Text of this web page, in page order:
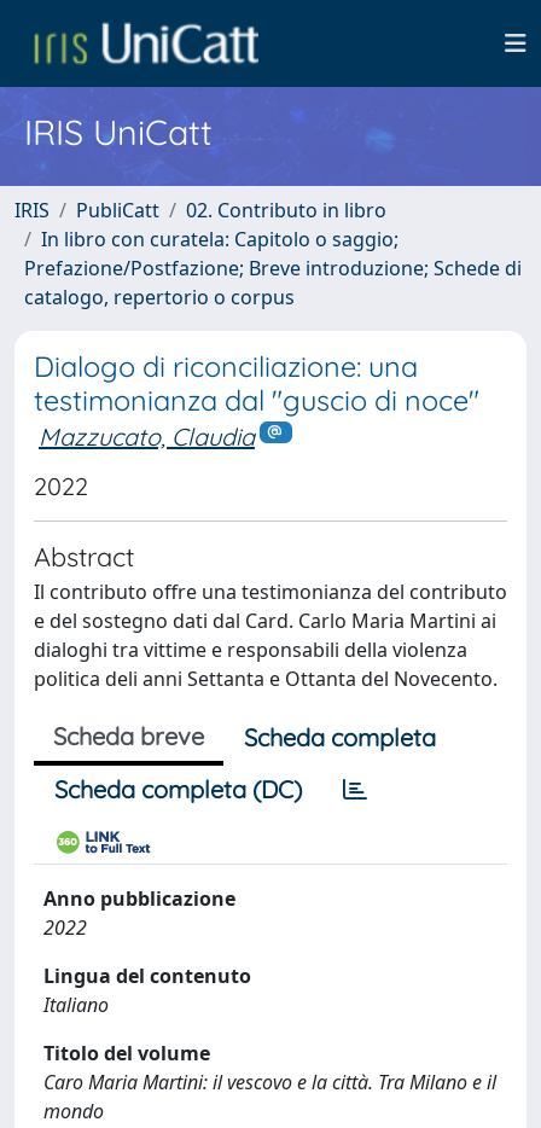
IRIS UniCatt
IRIS PubliCatt
02. Contributo in libro
In libro con curatela: Capitolo o saggio;
Prefazione/Postfazione; Breve introduzione; Schede di
catalogo, repertorio o corpus
Dialogo di riconciliazione: una
testimonianza dal "guscio di noce"
Mazzucato, Claudia
2022
Abstract
Il contributo offre una testimonianza del contributo
e del sostegno dati dal Card. Carlo Maria Martini ai
dialoghi tra vittime e responsabili della violenza
politica deli anni Settanta e Ottanta del Novecento.
Scheda breve
Scheda completa
Scheda completa (DC)
Anno pubblicazione
2022
Lingua del contenuto
Italiano
Titolo del volume
Caro Maria Martini: il vescovo e la città. Tra Milano e il
mondo